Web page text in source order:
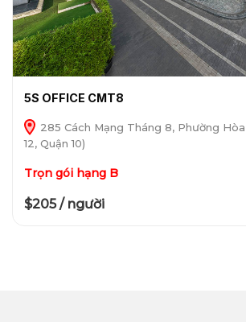
5S OFFICE CMT8
285 Cách Mạng Tháng 8, Phường
12, Quận 10)
Trọn gói hạng B
$205 / người